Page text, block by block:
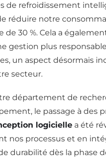
de refroidissement
réduire notre
de 30 %. Cela a
gestion plus
un aspect désormais
secteur.
département de
le passage à des
logicielle a été
nos processus et en
durabilité dès la phase